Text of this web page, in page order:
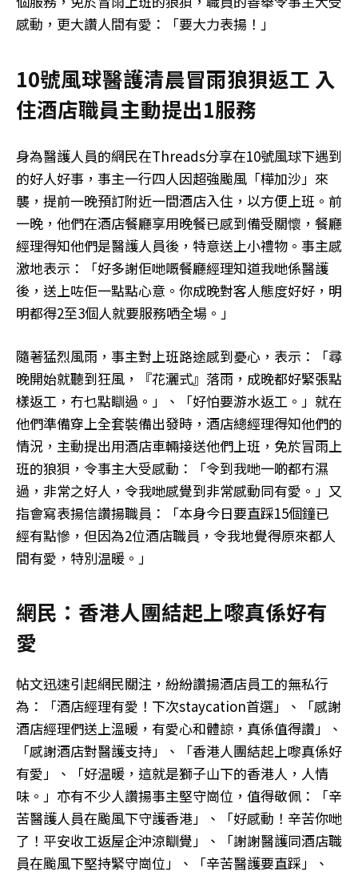
感動，更大讚人間有愛：「要大力表揚！」
10號風球醫護清晨冒雨狼狽返工 入
住酒店職員主動提出1服務
身為醫護人員的網民在Threads分享在10號風球下遇到
的好人好事，事主一行四人因超強颱風「樺加沙」來
襲，提前一晚預訂附近一間酒店入住，以方便上班。前
一晚，他們在酒店餐廳享用晚餐已感到備受關懷，餐廳
經理得知他們是醫護人員後，特意送上小禮物。事主感
激地表示：「好多謝佢哋嘅餐廳經理知道我哋係醫護
後，送上咗佢一點點心意。你成晚對客人態度好好，明
明都得2至3個人就要服務哂全場。」
隨著猛烈風雨，事主對上班路途感到憂心，表示：「尋
晚開始就聽到狂風，『花灑式』落雨，成晚都好緊張點
樣返工，冇乜點瞓過。」、「好怕要游水返工。」就在
他們準備穿上全套裝備出發時，酒店總經理得知他們的
情況，主動提出用酒店車輛接送他們上班，免於冒雨上
班的狼狽，令事主大受感動：「令到我哋一啲都冇濕
過，非常之好人，令我哋感覺到非常感動同有愛。」又
指會寫表揚信讚揚職員：「本身今日要直踩15個鐘已
經有點慘，但因為2位酒店職員，令我地覺得原來都人
間有愛，特別温暖。」
網民：香港人團結起上嚟真係好有
愛
帖文迅速引起網民關注，紛紛讚揚酒店員工的無私行
為：「酒店經理有愛！下次staycation首選」、「感謝
酒店經理們送上溫暖，有愛心和體諒，真係值得讚」、
「感謝酒店對醫護支持」、「香港人團結起上嚟真係好
有愛」、「好温暖，這就是獅子山下的香港人，人情
味。」亦有不少人讚揚事主堅守崗位，值得敬佩：「辛
苦醫護人員在颱風下守護香港」、「好感動！辛苦你哋
了！平安收工返屋企沖涼瞓覺」、「謝謝醫護同酒店職
員在颱風下堅持緊守崗位」、「辛苦醫護要直踩」、